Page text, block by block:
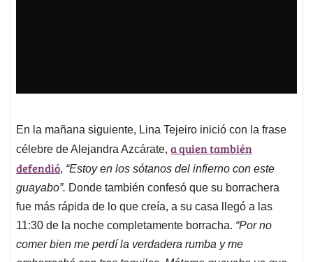
En la mañana siguiente, Lina Tejeiro inició con la frase
célebre de Alejandra Azcárate, a quien también
defendió, “Estoy en los sótanos del infierno con este
guayabo”. Donde también confesó que su borrachera
fue más rápida de lo que creía, a su casa llegó a las
11:30 de la noche completamente borracha. “Por no
comer bien me perdí la verdadera rumba y me